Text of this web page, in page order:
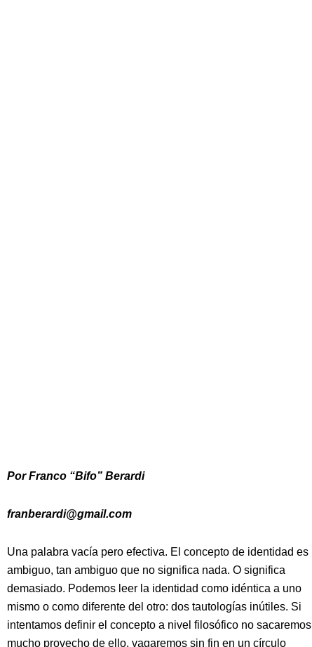
Por Franco “Bifo” Berardi
franberardi@gmail.com
Una palabra vacía pero efectiva. El concepto de identidad es
ambiguo, tan ambiguo que no significa nada. O significa
demasiado. Podemos leer la identidad como idéntica a uno
mismo o como diferente del otro: dos tautologías inútiles. Si
intentamos definir el concepto a nivel filosófico no sacaremos
mucho provecho de ello, vagaremos sin fin en un círculo